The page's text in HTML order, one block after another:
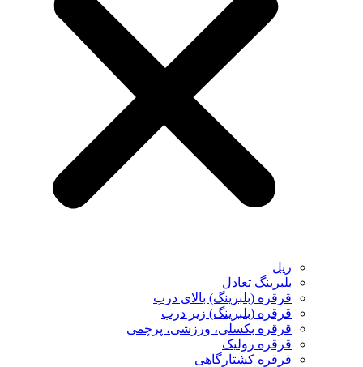
ریل
بلبرینگ تعادل
قرقره (بلبرینگ) بالای درب
قرقره (بلبرینگ) زیر درب
قرقره بکسلی، ورزشی، پرچمی
قرقره رولیک
قرقره کشتارگاهی